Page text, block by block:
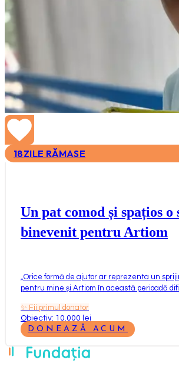
18ZILE RĂMASE
Un pat comod și spațios o
binevenit pentru Artiom
Orice formă de ajutor ar reprezenta un
pentru mine și Artiom în această perioadă
✨ Fii primul donator
Obiectiv: 10.000 lei
DONEAZĂ ACUM